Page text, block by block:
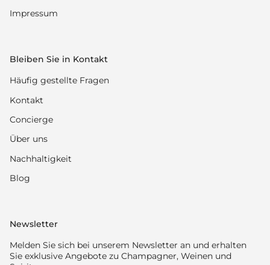
Impressum
Bleiben Sie in Kontakt
Häufig gestellte Fragen
Kontakt
Concierge
Über uns
Nachhaltigkeit
Blog
Newsletter
Melden Sie sich bei unserem Newsletter an und erhalten
Sie exklusive Angebote zu Champagner, Weinen und